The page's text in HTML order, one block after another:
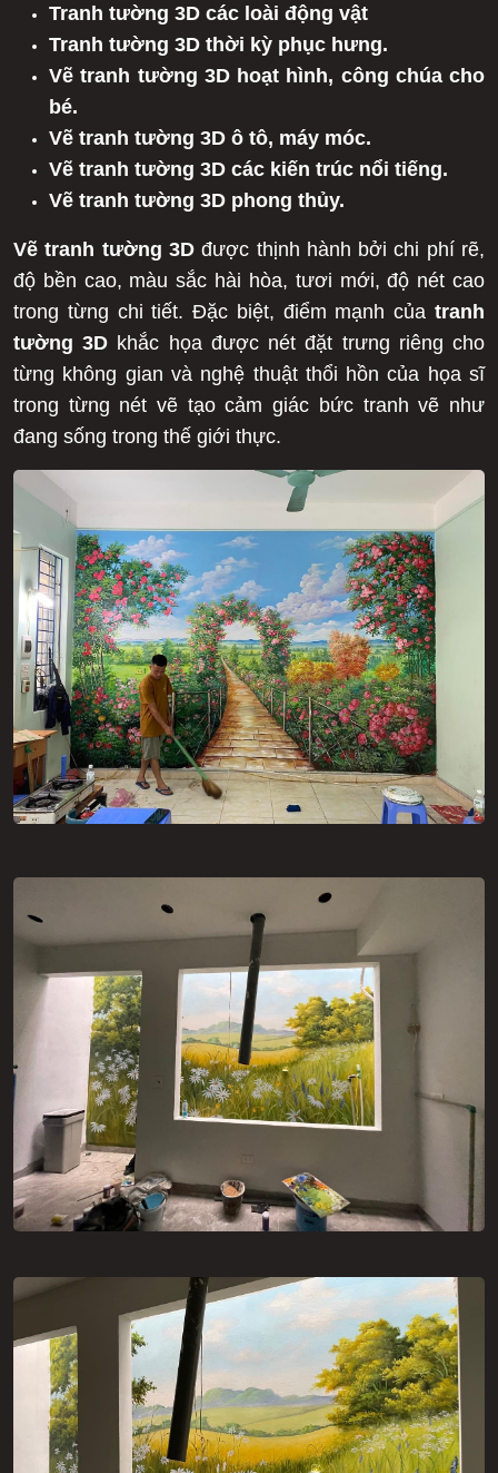
Tranh tường 3D các loài động vật
Tranh tường 3D thời kỳ phục hưng.
Vẽ tranh tường 3D hoạt hình, công chúa cho
bé.
Vẽ tranh tường 3D ô tô, máy móc.
Vẽ tranh tường 3D các kiến trúc nổi tiếng.
Vẽ tranh tường 3D phong thủy.
Vẽ tranh tường 3Dđược thịnh hành bởi chi phí rẽ,
độ bền cao, màu sắc hài hòa, tươi mới, độ nét cao
trong từng chi tiết. Đặc biệt, điểm mạnh của tranh
tường 3D khắc họa được nét đặt trưng riêng cho
từng không gian và nghệ thuật thổi hồn của họa sĩ
trong từng nét vẽ tạo cảm giác bức tranh vẽ như
đang sống trong thế giới thực.